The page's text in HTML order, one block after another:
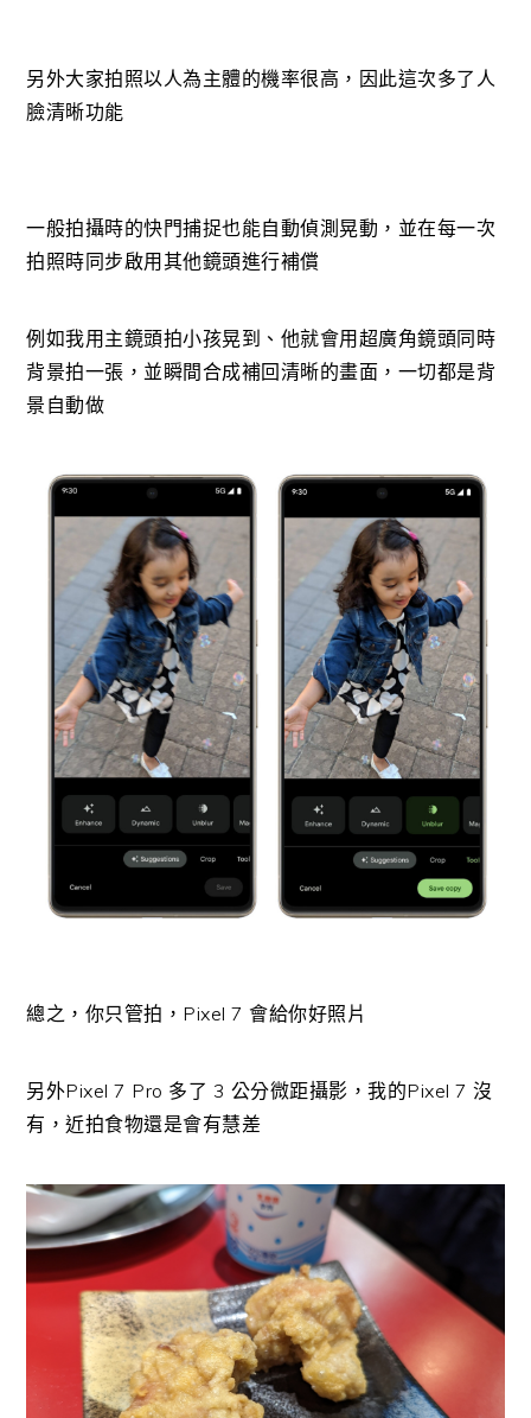
另外大家拍照以人為主體的機率很高，因此這次多了⼈
臉清晰功能
一般拍攝時的快門捕捉也能自動偵測晃動，並在每一次
拍照時同步啟用其他鏡頭進行補償
例如我用主鏡頭拍小孩晃到、他就會用超廣角鏡頭同時
背景拍一張，並瞬間合成補回清晰的畫面，一切都是背
景自動做
總之，你只管拍，Pixel 7 會給你好照片
另外Pixel 7 Pro 多了 3 公分微距攝影，我的Pixel 7 沒
有，近拍食物還是會有慧差